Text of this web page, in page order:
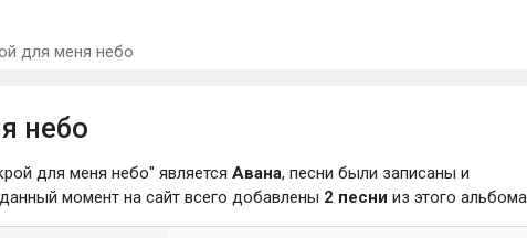
для меня небо
небо
для меня небо" является Авана, песни были записаны и
момент на сайт всего добавлены 2 песни из этого альбома.